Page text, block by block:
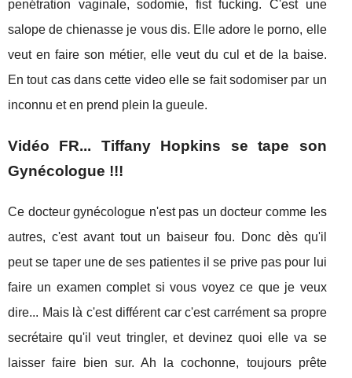
penétration vaginale, sodomie, fist fucking. C'est une
salope de chienasse je vous dis. Elle adore le porno, elle
veut en faire son métier, elle veut du cul et de la baise.
En tout cas dans cette video elle se fait sodomiser par un
inconnu et en prend plein la gueule.
Vidéo FR... Tiffany Hopkins se tape son
Gynécologue !!!
Ce docteur gynécologue n'est pas un docteur comme les
autres, c'est avant tout un baiseur fou. Donc dès qu'il
peut se taper une de ses patientes il se prive pas pour lui
faire un examen complet si vous voyez ce que je veux
dire... Mais là c'est différent car c'est carrément sa propre
secrétaire qu'il veut tringler, et devinez quoi elle va se
laisser faire bien sur. Ah la cochonne, toujours prête